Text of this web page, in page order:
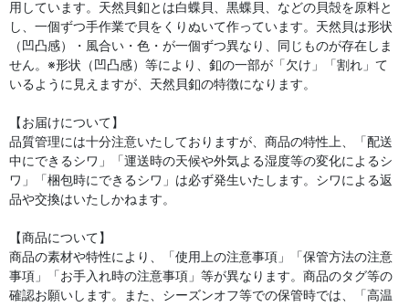
用しています。天然貝釦とは白蝶貝、黒蝶貝、などの貝殻を原料と
し、一個ずつ手作業で貝をくりぬいて作っています。天然貝は形状
（凹凸感）・風合い・色・が一個ずつ異なり、同じものが存在しま
せん。※形状（凹凸感）等により、釦の一部が「欠け」「割れ」て
いるように見えますが、天然貝釦の特徴になります。
【お届けについて】
品質管理には十分注意いたしておりますが、商品の特性上、「配送
中にできるシワ」「運送時の天候や外気よる湿度等の変化によるシ
ワ」「梱包時にできるシワ」は必ず発生いたします。シワによる返
品や交換はいたしかねます。
【商品について】
商品の素材や特性により、「使用上の注意事項」「保管方法の注意
事項」「お手入れ時の注意事項」等が異なります。商品のタグ等の
確認お願いします。また、シーズンオフ等での保管時では、「高温